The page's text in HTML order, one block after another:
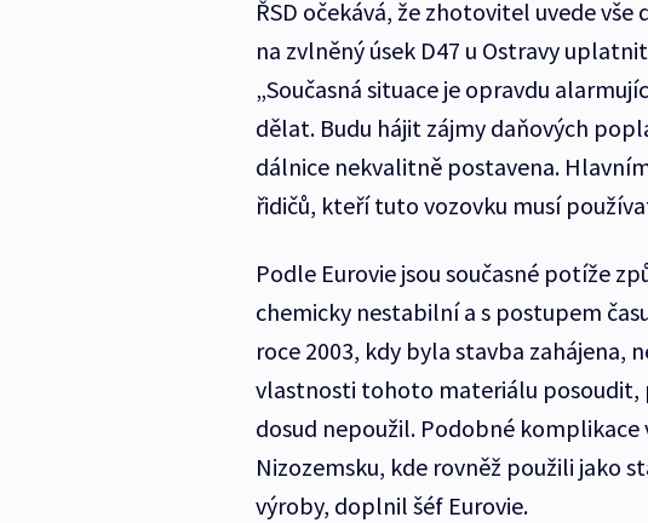
ŘSD očekává, že zhotovitel uvede
na zvlněný úsek D47 u Ostravy
„Současná situace je opravdu
dělat. Budu hájit zájmy daňových
dálnice nekvalitně postavena.
řidičů, kteří tuto vozovku musí
Podle Eurovie jsou současné potíže
chemicky nestabilní a s postupem
roce 2003, kdy byla stavba zahájena,
vlastnosti tohoto materiálu posoudit,
dosud nepoužil. Podobné
Nizozemsku, kde rovněž použili jako
výroby, doplnil šéf Eurovie.